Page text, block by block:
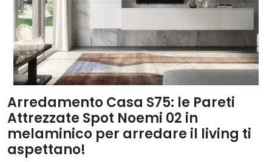
Arredamento Casa S75: le Pareti
Attrezzate Spot Noemi 02 in
melaminico per arredare il living ti
aspettano!